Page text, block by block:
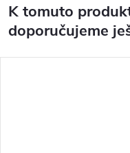
K tomuto
doporučujeme